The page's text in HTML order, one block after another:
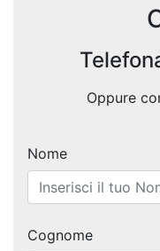
Oppure
Nome
Cognome